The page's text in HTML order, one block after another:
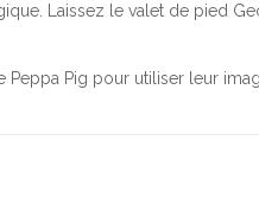
Laissez le valet de pied
Pig pour utiliser leur